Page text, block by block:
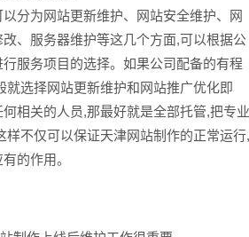
分为网站更新维护、网站安全维护、网
、服务器维护等这几个方面,可以根据公
服务项目的选择。如果公司配备的有程
就选择网站更新维护和网站推广优化即
相关的人员,那最好就是全部托管,把专业
样不仅可以保证天津网站制作的正常运行,
的作用。